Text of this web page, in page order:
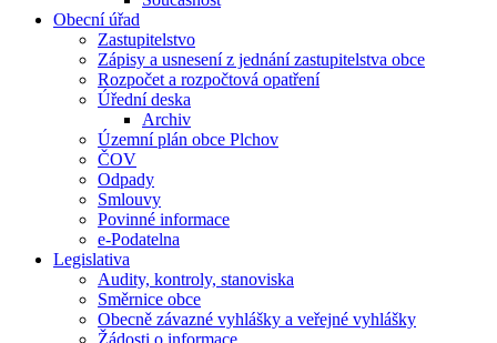
Obecní úřad
Zastupitelstvo
Zápisy a usnesení z jednání zastupitelstva obce
Rozpočet a rozpočtová opatření
Úřední deska
Archiv
Územní plán obce Plchov
ČOV
Odpady
Smlouvy
Povinné informace
e-Podatelna
Legislativa
Audity, kontroly, stanoviska
Směrnice obce
Obecně závazné vyhlášky a veřejné vyhlášky
Žádosti o informace